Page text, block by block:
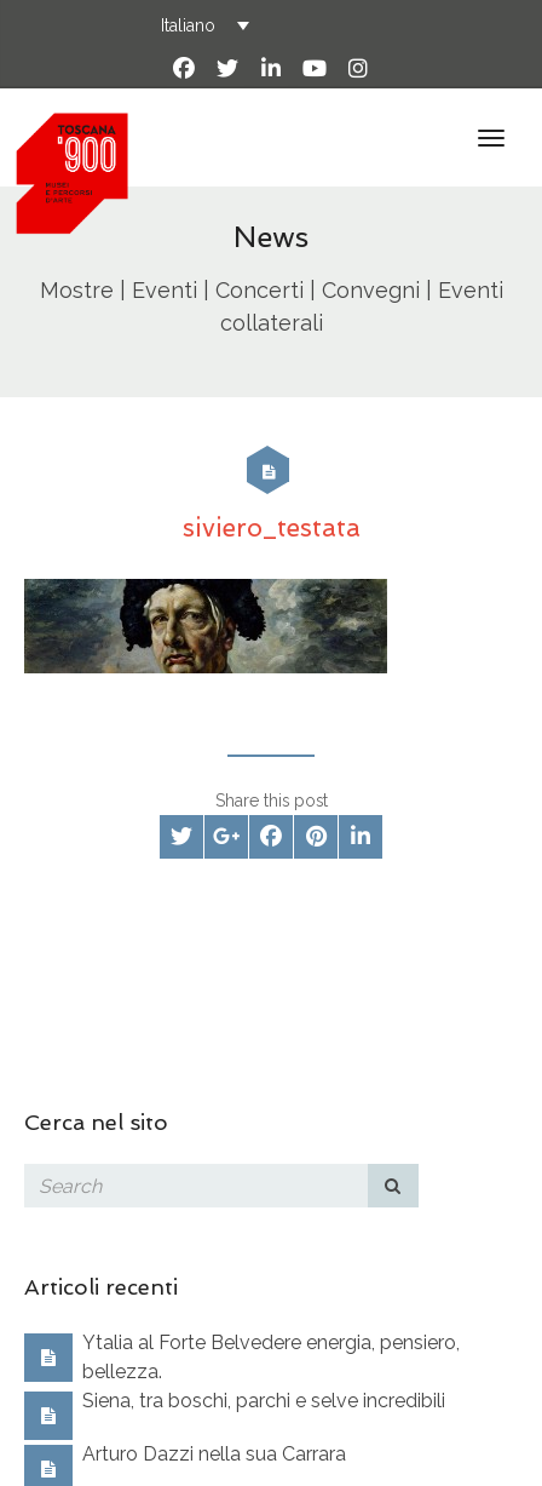
Italiano
News
Mostre | Eventi | Concerti | Convegni | Eventi
collaterali
siviero_testata
Share this post
Cerca nel sito
Articoli recenti
Ytalia al Forte Belvedere energia, pensiero,
bellezza.
Siena, tra boschi, parchi e selve incredibili
Arturo Dazzi nella sua Carrara